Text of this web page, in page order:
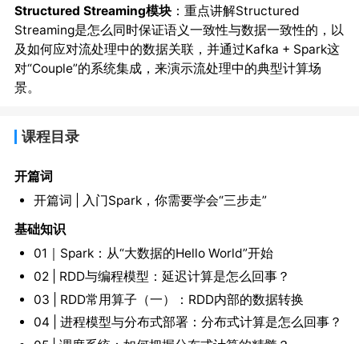
Structured Streaming模块：重点讲解Structured
Streaming是怎么同时保证语义一致性与数据一致性的，以
及如何应对流处理中的数据关联，并通过Kafka + Spark这
对“Couple”的系统集成，来演示流处理中的典型计算场
景。
课程目录
开篇词
开篇词 | 入门Spark，你需要学会“三步走”
基础知识
01｜Spark：从“大数据的Hello World”开始
02 | RDD与编程模型：延迟计算是怎么回事？
03 | RDD常用算子（一）：RDD内部的数据转换
04 | 进程模型与分布式部署：分布式计算是怎么回事？